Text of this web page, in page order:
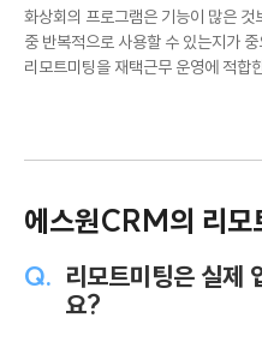
화상회의 프로그램은 기능이 많은 것
중 반복적으로 사용할 수 있는지가
에스원CRM의 리
리모트미팅은 실제